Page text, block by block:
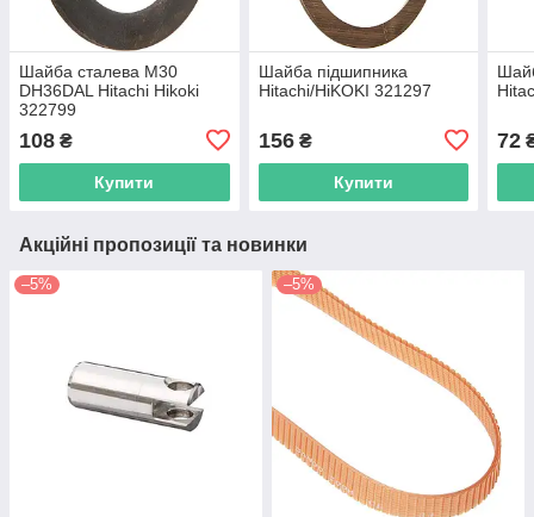
Шайба сталева M30
DH36DAL Hitachi Hikoki
322799
108 ₴
Купити
Шайба підшипника
Hitachi/HiKOKI 321297
156₴
Купити
72
Акційні пропозиції та новинки
–5% –5%